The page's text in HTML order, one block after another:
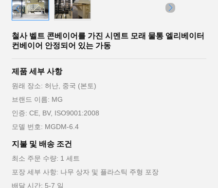
철사 벨트 콘베이어를 가진 시멘트 모래 물통 엘리베이터
컨베이어 안정되어 있는 가동
제품 세부 사항
원래 장소: 허난, 중국 (본토)
브랜드 이름: MG
인증: CE, BV, ISO9001:2008
모델 번호: MGDM-6.4
지불 및 배송 조건
최소 주문 수량: 1 세트
포장 세부 사항: 나무 상자 및 플라스틱 주형 포장
배달 시간: 5-7 일